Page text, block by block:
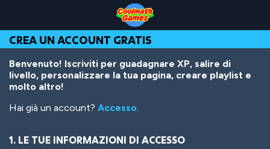
Top
of
Page
Navigation
Main
Content
Footer
contenuto
principale
CREA UN ACCOUNT GRATIS
Benvenuto! Iscriviti per guadagnare XP, salire di
livello, personalizzare la tua pagina, creare playlist e
molto altro!
Hai già un account? Accesso.
1. LE TUE INFORMAZIONI DI ACCESSO